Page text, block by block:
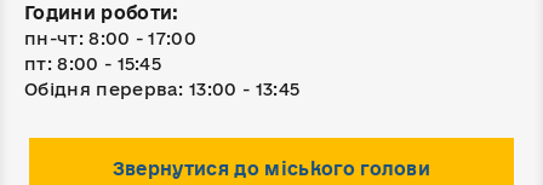
Години роботи:
пн-чт: 8:00 - 17:00
пт: 8:00 - 15:45
Обідня перерва: 13:00 - 13:45
Звернутися до міського голови